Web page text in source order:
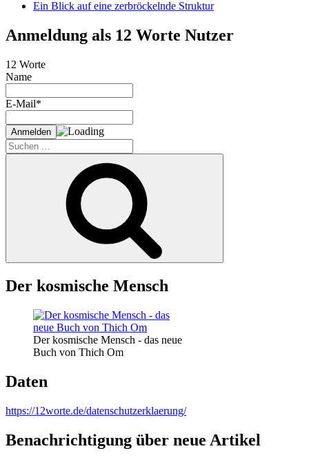
Ein Blick auf eine zerbröckelnde Struktur
Anmeldung als 12 Worte Nutzer
12 Worte
Name
E-Mail*
Suche
nach:
Der kosmische Mensch
Der kosmische Mensch - das neue
Buch von Thich Om
Daten
https://12worte.de/datenschutzerklaerung/
Benachrichtigung über neue Artikel